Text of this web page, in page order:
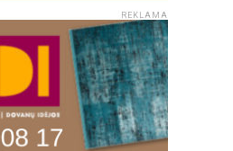
REKLAMA